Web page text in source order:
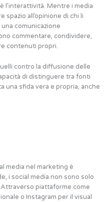
l’interattività. Mentre i media
spazio all’opinione di chi li
comunicazione
commentare, condividere,
contenuti propri.
contro la diffusione delle
di distinguere tra fonti
una sfida vera e propria, anche
media nel marketing è
i social media non sono solo
Attraverso piattaforme come
o Instagram per il visual